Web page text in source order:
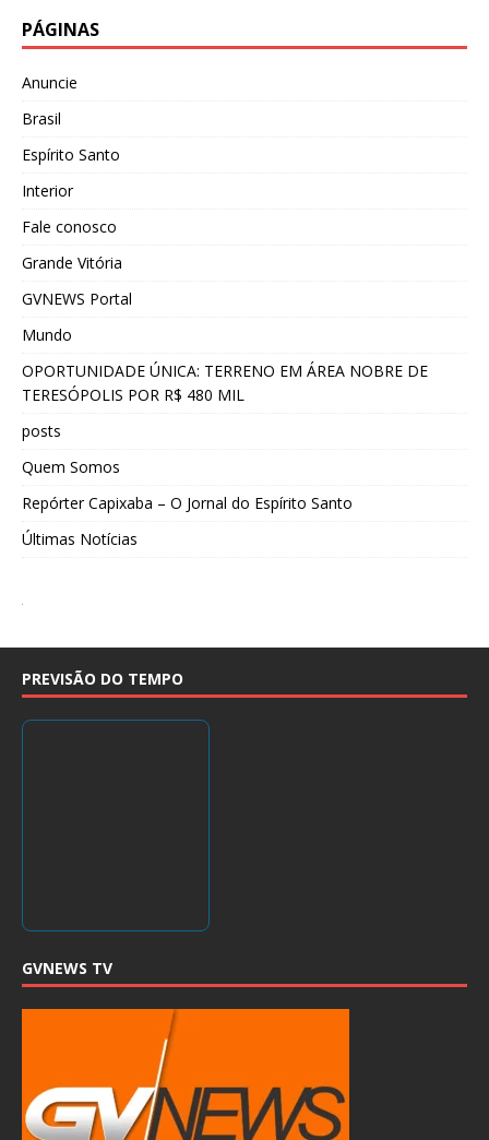
PÁGINAS
Anuncie
Brasil
Espírito Santo
Interior
Fale conosco
Grande Vitória
GVNEWS Portal
Mundo
OPORTUNIDADE ÚNICA: TERRENO EM ÁREA NOBRE DE
TERESÓPOLIS POR R$ 480 MIL
posts
Quem Somos
Repórter Capixaba – O Jornal do Espírito Santo
Últimas Notícias
PREVISÃO DO TEMPO
GVNEWS TV